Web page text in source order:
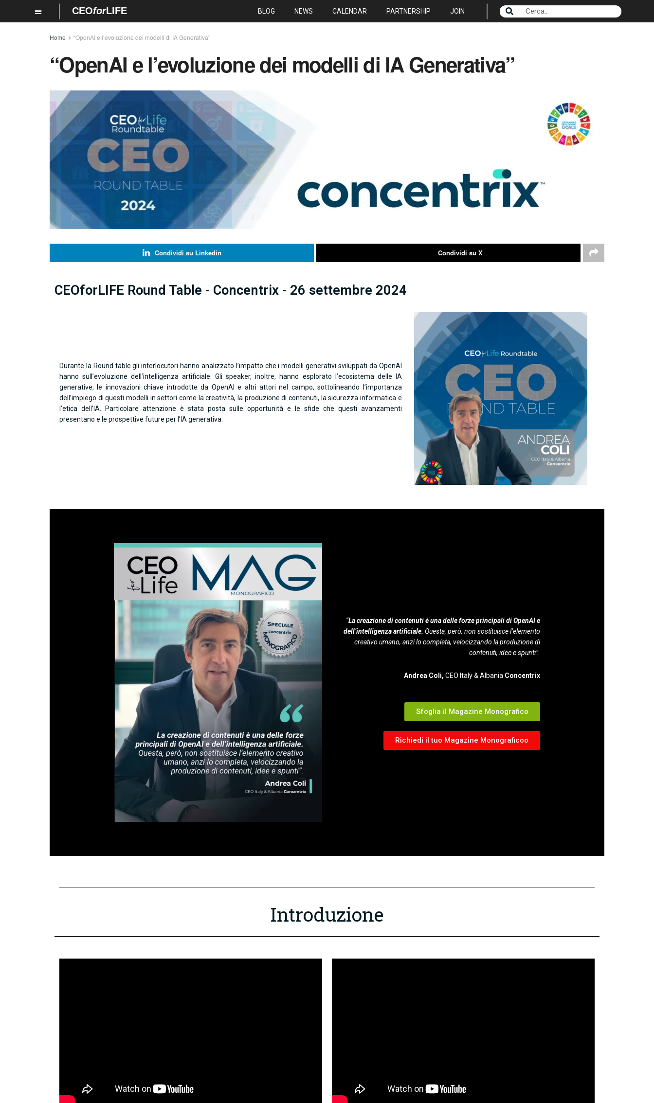
CEOforLIFE BLOG NEWS CALENDAR PARTNERSHIP JOIN
Home “OpenAI e l’evoluzione dei modelli di IA Generativa”
“OpenAI e l’evoluzione dei modelli di IA Generativa”
Condividi su Linkedin Condividi su X
CEOforLIFE Round Table - Concentrix - 26 settembre 2024
Durante la Round table gli interlocutori hanno analizzato l’impatto che i modelli generativi sviluppati da OpenAI
hanno sull’evoluzione dell’intelligenza artificiale. Gli speaker, inoltre, hanno esplorato l’ecosistema delle IA
generative, le innovazioni chiave introdotte da OpenAI e altri attori nel campo, sottolineando l’importanza
dell’impiego di questi modelli in settori come la creatività, la produzione di contenuti, la sicurezza informatica e
l’etica dell’IA. Particolare attenzione è stata posta sulle opportunità e le sfide che questi avanzamenti
presentano e le prospettive future per l’IA generativa.
“La creazione di contenuti è una delle forze principali di OpenAI e
dell’intelligenza artificiale. Questa, però, non sostituisce l’elemento
creativo umano, anzi lo completa, velocizzando la produzione di
contenuti, idee e spunti”.
Andrea Coli, CEO Italy & Albania Concentrix
Sfoglia il Magazine Monografico
Richiedi il tuo Magazine Monograficoo
Introduzione